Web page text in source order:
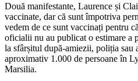
Două manifestante, Laurence și
vaccinate, dar că sunt împotriva
vedem de ce sunt vaccinați pentru
oficialii nu au publicat o estimare a
la sfârșitul după-amiezii, poliția sau
aproximativ 1.000 de persoane în
Marsilia.